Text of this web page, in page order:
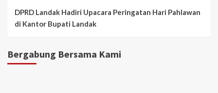
DPRD Landak Hadiri Upacara Peringatan Hari Pahlawan
di Kantor Bupati Landak
Bergabung Bersama Kami